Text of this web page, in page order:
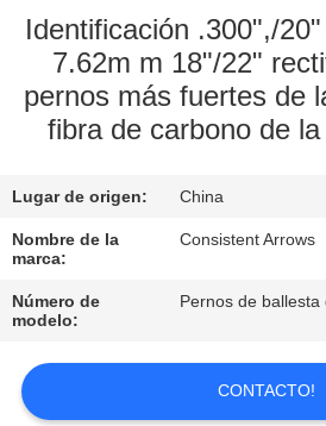
LA
FÁBRICA
CONTROL
CALIDAD
ÉNTRENOS
EN
CONTACTO
CON
Identificación .300",/
7.62m m 18"/22"
pernos más fuertes de
fibra de carbono de
Lugar de origen: China
Nombre de la
marca:
Consistent Arrows
Número de
modelo:
Pernos de
CONTACTO!